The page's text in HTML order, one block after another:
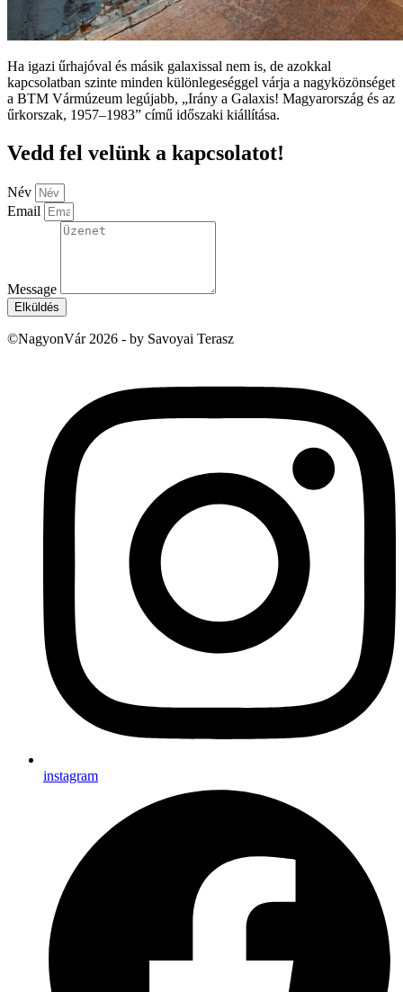
Ha igazi űrhajóval és másik galaxissal nem is, de azokkal
kapcsolatban szinte minden különlegeséggel várja a nagyközönséget
a BTM Vármúzeum legújabb, „Irány a Galaxis! Magyarország és az
űrkorszak, 1957–1983” című időszaki kiállítása.
Vedd fel velünk a kapcsolatot!
Név
Email
Message
Elküldés
©NagyonVár 2026 - by Savoyai Terasz
instagram